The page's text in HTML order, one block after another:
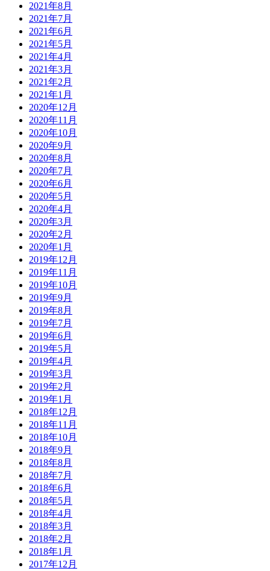
2021年8月
2021年7月
2021年6月
2021年5月
2021年4月
2021年3月
2021年2月
2021年1月
2020年12月
2020年11月
2020年10月
2020年9月
2020年8月
2020年7月
2020年6月
2020年5月
2020年4月
2020年3月
2020年2月
2020年1月
2019年12月
2019年11月
2019年10月
2019年9月
2019年8月
2019年7月
2019年6月
2019年5月
2019年4月
2019年3月
2019年2月
2019年1月
2018年12月
2018年11月
2018年10月
2018年9月
2018年8月
2018年7月
2018年6月
2018年5月
2018年4月
2018年3月
2018年2月
2018年1月
2017年12月